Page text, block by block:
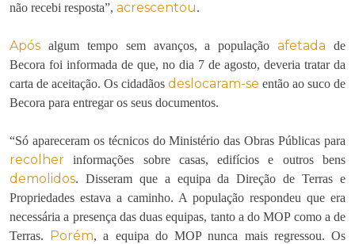
não recebi resposta”, acrescentou.
Após algum tempo sem avanços, a populaçãoafetada de
Becora foi informada de que, no dia 7 de agosto, deveria tratar da
carta de aceitação. Os cidadãos deslocaram-se então ao suco de
Becora para entregar os seus documentos.
“Só apareceram os técnicos do Ministério das Obras Públicas para
recolher informações sobre casas, edifícios e outros bens
demolidos. Disseram que a equipa da Direção de Terras e
Propriedades estava a caminho. A população respondeu que era
necessária a presença das duas equipas, tanto a do MOP como a de
Terras. Porém, a equipa do MOP nunca mais regressou. Os